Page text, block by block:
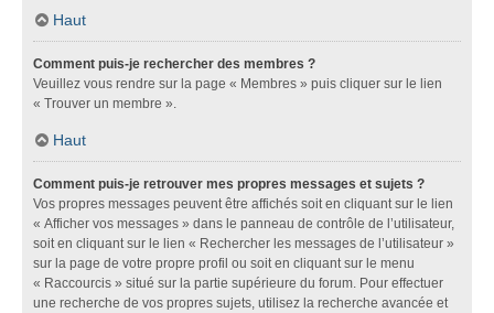
Haut
Comment puis-je rechercher des membres ?
Veuillez vous rendre sur la page « Membres » puis cliquer sur le lien
« Trouver un membre ».
Haut
Comment puis-je retrouver mes propres messages et sujets ?
Vos propres messages peuvent être affichés soit en cliquant sur le lien
« Afficher vos messages » dans le panneau de contrôle de l’utilisateur,
soit en cliquant sur le lien « Rechercher les messages de l’utilisateur »
sur la page de votre propre profil ou soit en cliquant sur le menu
« Raccourcis » situé sur la partie supérieure du forum. Pour effectuer
une recherche de vos propres sujets, utilisez la recherche avancée et